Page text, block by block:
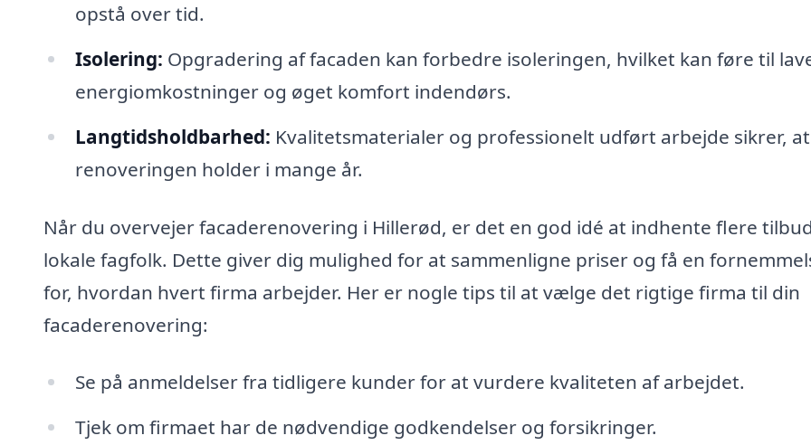
opstå over tid.
Isolering: Opgradering af facaden kan forbedre isoleringen, hvilket kan føre til
energiomkostninger og øget komfort indendørs.
Langtidsholdbarhed: Kvalitetsmaterialer og professionelt udført arbejde sikrer, at
renoveringen holder i mange år.
Når du overvejer facaderenovering i Hillerød, er det en god idé at indhente flere
lokale fagfolk. Dette giver dig mulighed for at sammenligne priser og få en
for, hvordan hvert firma arbejder. Her er nogle tips til at vælge det rigtige firma til din
facaderenovering:
Se på anmeldelser fra tidligere kunder for at vurdere kvaliteten af arbejdet.
Tjek om firmaet har de nødvendige godkendelser og forsikringer.